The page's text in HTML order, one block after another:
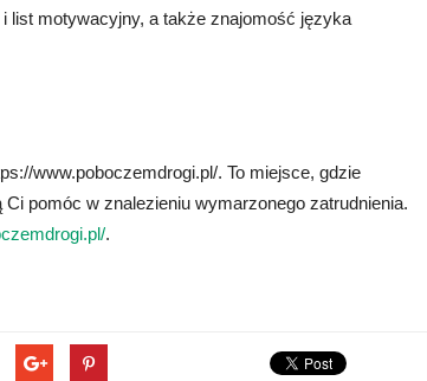
list motywacyjny, a także znajomość języka
www.poboczemdrogi.pl/. To miejsce, gdzie
pomóc w znalezieniu wymarzonego zatrudnienia.
.